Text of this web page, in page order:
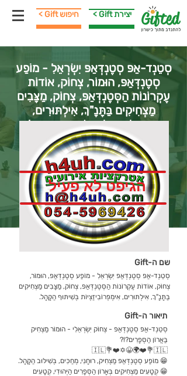
< Gift חיפוש < Gift יצירת
סְטֵנְד-אַפּ סְטֶנְדְּאַפּ יִשְׂרְאֵלִ - מוֹפַע
סְטֶנְדְּאַפּ, הוּמוֹר, צְחוֹק, אוֹדוֹת
עֶקְרוֹנוֹת הַסְּטֶנְדְּאַפּ, צְחוֹק, מַצָּבִים
מַצְחִיקִים בַּתָּנָ"ךְ, אִילְתּוּרִים,
אִימְפְּרוֹבִיזַצְיוֹת בְּשִׁיתּוּף הַקָּהָל.
הגיפט לא פעיל
שם ה-Gift
סְטֵנְד-אַפּ סְטֶנְדְּאַפּ יִשְׂרְאֵלִ - מוֹפַע סְטֶנְדְּאַפּ, הוּמוֹר,
צְחוֹק, אוֹדוֹת עֶקְרוֹנוֹת הַסְּטֶנְדְּאַפּ, צְחוֹק, מַצָּבִים מַצְחִיקִים
בַּתָּנָ"ךְ, אִילְתּוּרִים, אִימְפְּרוֹבִיזַצְיוֹת בְּשִׁיתּוּף הַקָּהָל.
תיאור ה-Gift
סְטֵנְד-אַפּ סְטֶנְדְּאַפּ - צְחוֹק יִשְׂרְאֵלִי - הוּמוֹר מַצְחִיק
בַּאֲרוֹן הַסְּפָרִים?!?
🇮🇱💐❤️✡️😀🌍❤️💐🇮🇱
😁 מוֹפַע סְטֶנְדְּאַפּ מַצְחִיק, רוּחָנִי, מְחַכִּים, בְּשִׁילּוּב הַקָּהָל.
😁 קְטָעִים מַצְחִיקִים בְּאָרוֹן הַסְּפָרִים הַיְּהוּדִי, קְטָעִים